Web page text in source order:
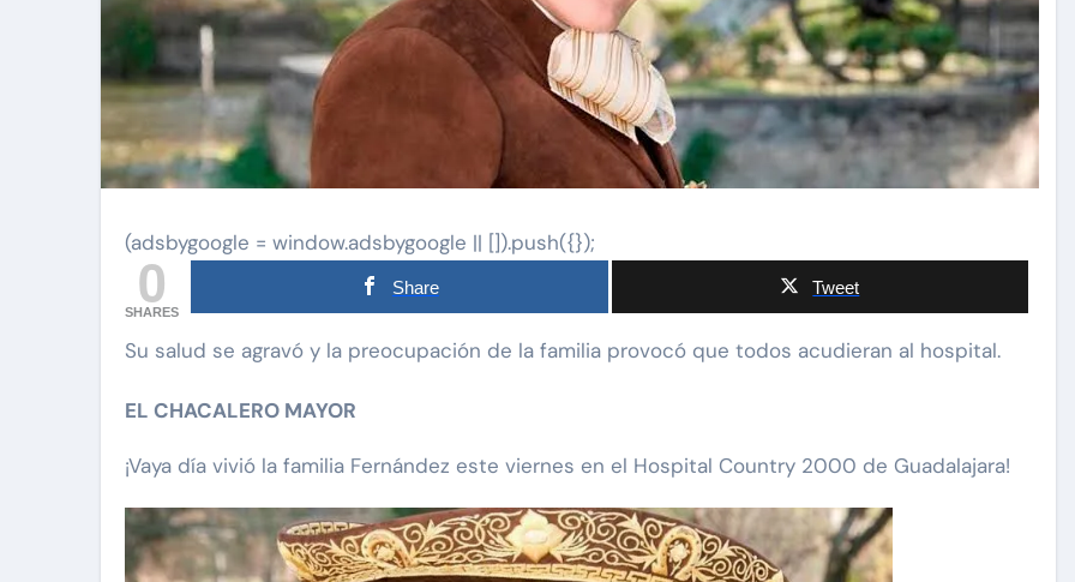
(adsbygoogle = window.adsbygoogle || []).push({});
0
SHARES
Share Tweet
Su salud se agravó y la preocupación de la familia provocó que todos acudieran al hospital.
EL CHACALERO MAYOR
¡Vaya día vivió la familia Fernández este viernes en el Hospital Country 2000 de Guadalajara!